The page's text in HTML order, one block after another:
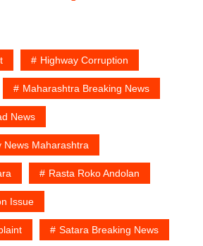
Highway Corruption
Maharashtra Breaking News
News
News Maharashtra
Rasta Roko Andolan
Issue
Satara Breaking News